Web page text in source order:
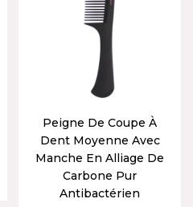
Peigne De Coupe À
Dent Moyenne Avec
Manche En Alliage De
Carbone Pur
Antibactérien